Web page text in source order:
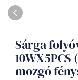
Sárga
10WX5PCS
mozgó